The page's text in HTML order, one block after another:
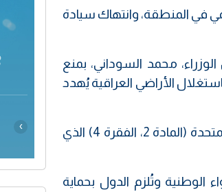
في المنطقة، وانتهاك سيادة
محمد السوداني، بمنع
الأراضي العراقية يُهدد
ويُخالف استخدام إسرائيل للأجواء العراقية القانون الدولي، لا سيما ميثاق الأمم المتحدة (المادة 2، الفقرة 4) الذي
التي تُنظم استخدام الأجواء الوطنية وتُلزم الدول بحماية
›